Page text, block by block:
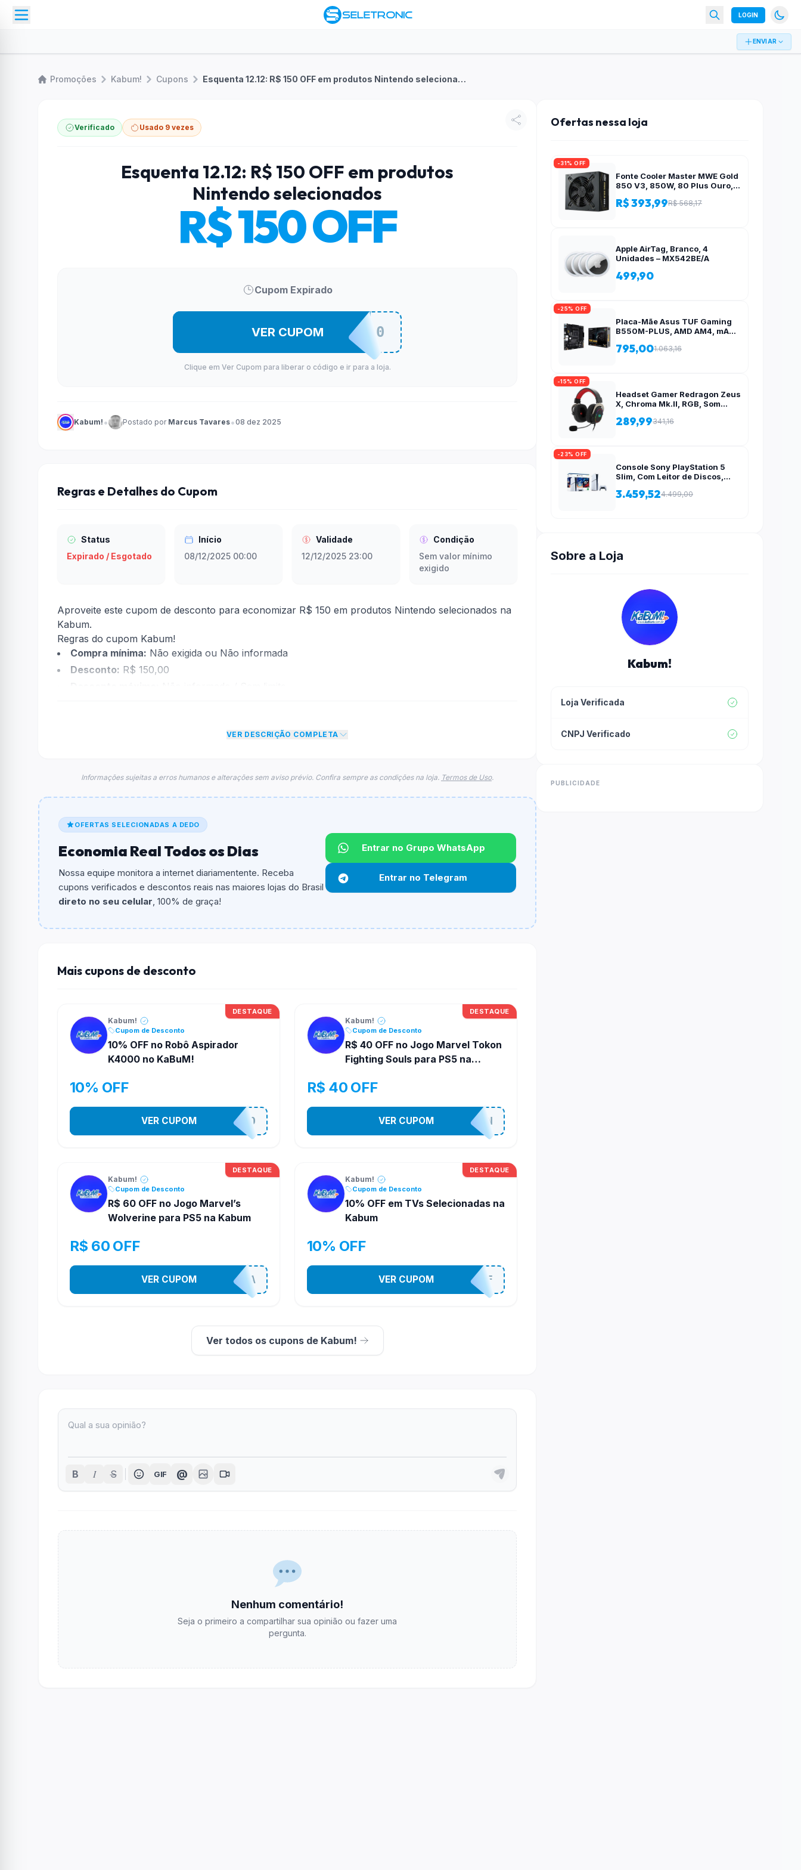
LOGIN
ENVIAR
Promoções Kabum! Cupons Esquenta 12.12: R$ 150 OFF em produtos Nintendo selecionados
Verificado Usado 9 vezes
Esquenta 12.12: R$ 150 OFF em produtos
Nintendo selecionados
R$ 150 OFF
Cupom Expirado
NINTENDO150
VER CUPOM
Clique em Ver Cupom para liberar o código e ir para a loja.
Kabum! • Postado por Marcus Tavares•08 dez 2025
Regras e Detalhes do Cupom
Status
Expirado / Esgotado
Início
08/12/2025 00:00
Validade
12/12/2025 23:00
Condição
Sem valor mínimo
exigido
Aproveite este cupom de desconto para economizar R$ 150 em produtos Nintendo selecionados na
Kabum.
Regras do cupom Kabum!
Compra mínima: Não exigida ou Não informada
Desconto: R$ 150,00
dará um desconto de R$ 150,00 no total do carrinho, não foram
econtradas informações sobre restrição de teto máximo para esse cupom.
O cupom dáR$ 150,00em compras.
Qual é o valor minimo de compra?
O valor minimo de compra é Não exigido ou Não informado.
Qual é o desconto máximo?
Não informado ou sem limite.
Funciona em qualquer produto?
podem não aceitar cupons.
VER DESCRIÇÃO COMPLETA
Informações sujeitas a erros humanos e alterações sem aviso prévio. Confira sempre as condições na loja. Termos de Uso.
OFERTAS SELECIONADAS A DEDO
Economia Real Todos os Dias
Nossa equipe monitora a internet diariamentente. Receba
cupons verificados e descontos reais nas maiores lojas do Brasil
direto no seu celular, 100% de graça!
Entrar no Grupo WhatsApp
Entrar no Telegram
Mais cupons de desconto
DESTAQUE
Kabum!
Cupom de Desconto
10% OFF no Robô Aspirador
K4000 no KaBuM!
10% OFF
VEMDEROBO
VER CUPOM
DESTAQUE
Kabum!
Cupom de Desconto
R$ 40 OFF no Jogo Marvel Tokon
Fighting Souls para PS5 na
R$ 40 OFF
MARVELTOKON
VER CUPOM
DESTAQUE
Kabum!
Cupom de Desconto
R$ 60 OFF no Jogo Marvel’s
Wolverine para PS5 na Kabum
R$ 60 OFF
COMPRAJA
VER CUPOM
DESTAQUE
Kabum!
Cupom de Desconto
10% OFF em TVs Selecionadas na
Kabum
10% OFF
TV10OFF
VER CUPOM
Ver todos os cupons de Kabum!
B I S GIF @
Nenhum comentário!
Seja o primeiro a compartilhar sua opinião ou fazer uma
pergunta.
Ofertas nessa loja
-31% OFF
Fonte Cooler Master MWE Gold
850 V3, 850W, 80 Plus Ouro,
8506-ACAG-BBR
R$ 393,99R$ 568,17
Apple AirTag, Branco, 4
Unidades – MX542BE/A
499,90
-25% OFF
Placa-Mãe Asus TUF Gaming
B550M-PLUS, AMD AM4, mATX
– 90MB14A0-C1BAY0
795,001.063,16
-15% OFF
Headset Gamer Redragon Zeus
X, Chroma Mk.II, RGB, Som
USB, Preto e Vermelho – H510-
289,99341,16
-23% OFF
Console Sony PlayStation 5
Slim, Com Leitor de Discos,
DualSense + 2 Jogos –
3.459,524.499,00
Sobre a Loja
Kabum!
Loja Verificada
CNPJ Verificado
PUBLICIDADE